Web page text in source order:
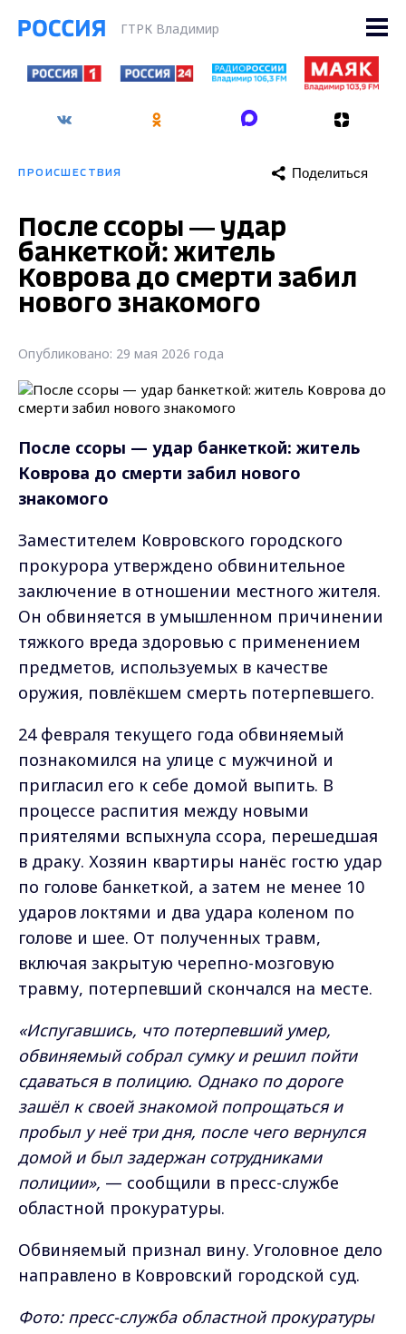
ГТРК Владимир
ПРОИСШЕСТВИЯ Поделиться
После ссоры — удар
банкеткой: житель
Коврова до смерти забил
нового знакомого
Опубликовано: 29 мая 2026 года
После ссоры — удар банкеткой: житель
Коврова до смерти забил нового
знакомого
Заместителем Ковровского городского
прокурора утверждено обвинительное
заключение в отношении местного жителя.
Он обвиняется в умышленном причинении
тяжкого вреда здоровью с применением
предметов, используемых в качестве
оружия, повлёкшем смерть потерпевшего.
24 февраля текущего года обвиняемый
познакомился на улице с мужчиной и
пригласил его к себе домой выпить. В
процессе распития между новыми
приятелями вспыхнула ссора, перешедшая
в драку. Хозяин квартиры нанёс гостю удар
по голове банкеткой, а затем не менее 10
ударов локтями и два удара коленом по
голове и шее. От полученных травм,
включая закрытую черепно-мозговую
травму, потерпевший скончался на месте.
«Испугавшись, что потерпевший умер,
обвиняемый собрал сумку и решил пойти
сдаваться в полицию. Однако по дороге
зашёл к своей знакомой попрощаться и
пробыл у неё три дня, после чего вернулся
домой и был задержан сотрудниками
полиции», — сообщили в пресс-службе
областной прокуратуры.
Обвиняемый признал вину. Уголовное дело
направлено в Ковровский городской суд.
Фото: пресс-служба областной прокуратуры